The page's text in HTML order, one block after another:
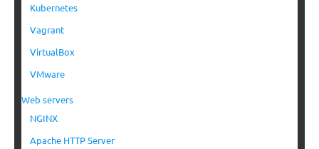
Kubernetes
Vagrant
VirtualBox
VMware
Web servers
NGINX
Apache HTTP Server